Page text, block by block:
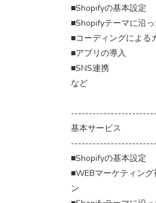
■Shopifyの基本設定
■Shopifyテーマに沿
■コーディングによる
■アプリの導入
■SNS連携
など
基本サービス
■Shopifyの基本設定
■WEBマーケティン
ン